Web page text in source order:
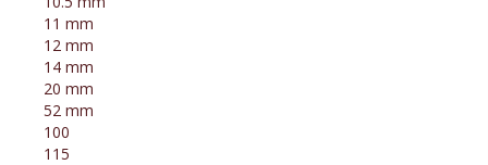
11 mm
12 mm
14 mm
20 mm
52 mm
100
115